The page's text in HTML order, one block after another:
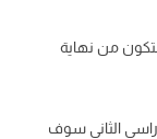
نهاية
سوف